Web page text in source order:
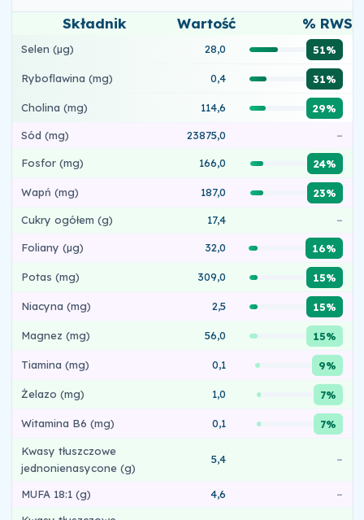
Składnik Wartość % RWS
Selen (µg) 28,0 51%
Ryboflawina (mg) 0,4 31%
Cholina (mg) 114,6 29%
Sód (mg) 23875,0 –
Fosfor (mg) 166,0 24%
Wapń (mg) 187,0 23%
Cukry ogółem (g) 17,4 –
Foliany (µg) 32,0 16%
Potas (mg) 309,0 15%
Niacyna (mg) 2,5 15%
Magnez (mg) 56,0 15%
Tiamina (mg) 0,1 9%
Żelazo (mg) 1,0 7%
Witamina B6 (mg) 0,1 7%
Kwasy tłuszczowe
jednonienasycone (g)
5,4 –
MUFA 18:1 (g) 4,6
–